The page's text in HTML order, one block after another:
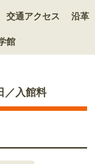
交通アクセス 沿革
館
／入館料